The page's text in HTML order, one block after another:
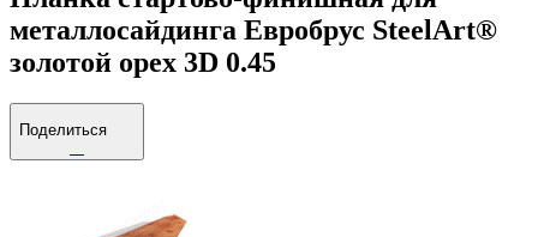
металлосайдинга Евробрус SteelArt®
золотой орех 3D 0.45
Поделиться